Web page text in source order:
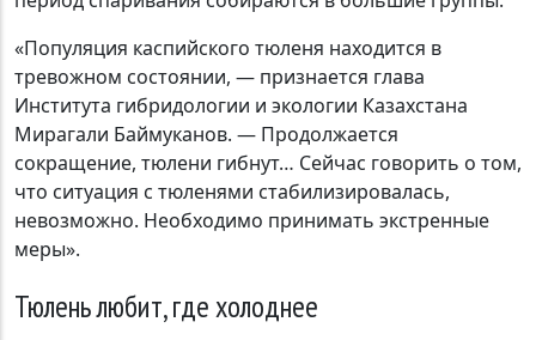
«Популяция каспийского тюленя находится в
тревожном состоянии, — признается глава
Института гибридологии и экологии Казахстана
Мирагали Баймуканов. — Продолжается
сокращение, тюлени гибнут… Сейчас говорить о том,
что ситуация с тюленями стабилизировалась,
невозможно. Необходимо принимать экстренные
меры».
Тюлень любит, где холоднее